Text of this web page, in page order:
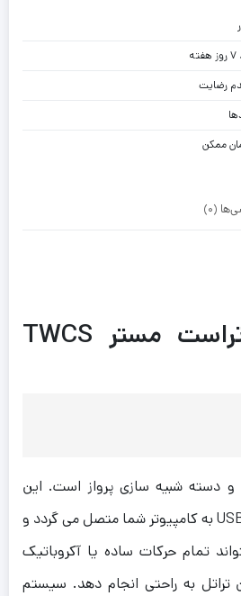
رضایت
ممکن
(0)
تراتل پرواز تراست مستر TWCS
و دسته ‌شبیه ‌سازی پرواز است. این
دسته مستقیمآ با درگاه USB به کامپیوتر شما متصل می گردد و
تمام حرکات ساده یا آکروباتیک
تراتل به راحتی انجام دهد. سیستم